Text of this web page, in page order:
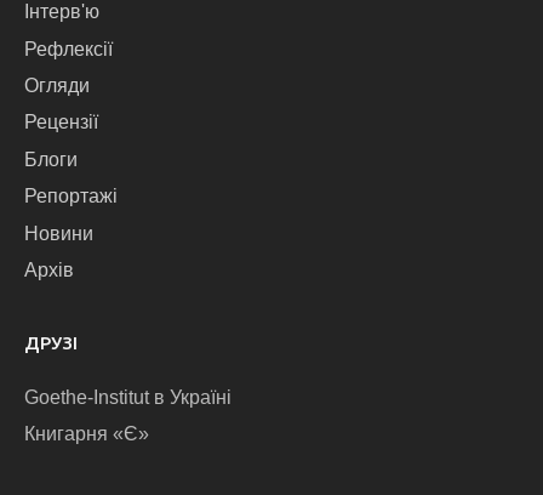
Інтерв'ю
Рефлексії
Огляди
Рецензії
Блоги
Репортажі
Новини
Архів
ДРУЗІ
Goethe-Institut в Україні
Книгарня «Є»